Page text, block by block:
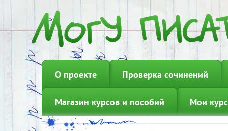
О проекте Проверка сочинений
Магазин курсов и пособий Мои